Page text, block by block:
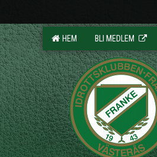
HEM BLI MEDLEM